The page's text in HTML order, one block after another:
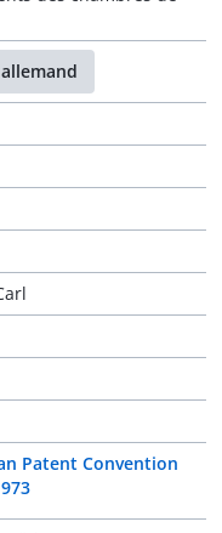
Patent Convention